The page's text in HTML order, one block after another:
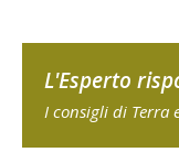
L'Esperto
I consigli di Terra